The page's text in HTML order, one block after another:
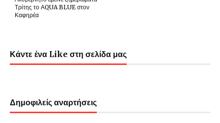
Τρίτης το ΑQUA BLUE στον
Καφηρέα
Κάντε ένα Like στη σελίδα μας
Δημοφιλείς αναρτήσεις